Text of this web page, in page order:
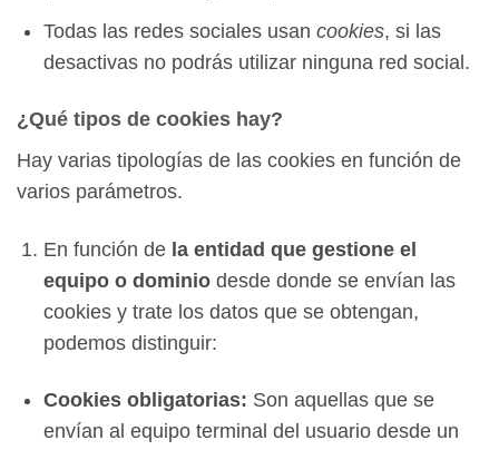
Todas las redes sociales usan cookies, si las
desactivas no podrás utilizar ninguna red social.
¿Qué tipos de cookies hay?
Hay varias tipologías de las cookies en función de
varios parámetros.
En función de la entidad que gestione el
equipo o dominio desde donde se envían las
cookies y trate los datos que se obtengan,
podemos distinguir:
Cookies obligatorias: Son aquellas que se
envían al equipo terminal del usuario desde un